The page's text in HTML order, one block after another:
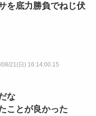
を底力勝負でねじ伏
08/21(日) 16:14:00.15
な
ことが良かった